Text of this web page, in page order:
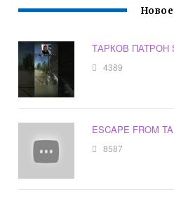
Новое
ТАРКОВ ПАТРОН
4389
ESCAPE FROM
8587